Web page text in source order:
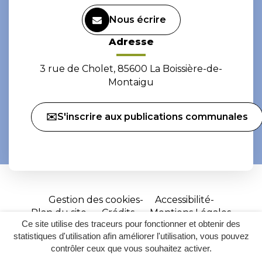
Ce site utilise des traceurs pour fonctionner et obtenir des
statistiques d'utilisation afin améliorer l'utilisation, vous pouvez
contrôler ceux que vous souhaitez activer.
Nous écrire
Adresse
3 rue de Cholet, 85600 La Boissière-de-
Montaigu
✉️S'inscrire aux publications communales
Gestion des cookies
Accessibilité
Plan du site
Crédits
Mentions Légales
Site
réalisé